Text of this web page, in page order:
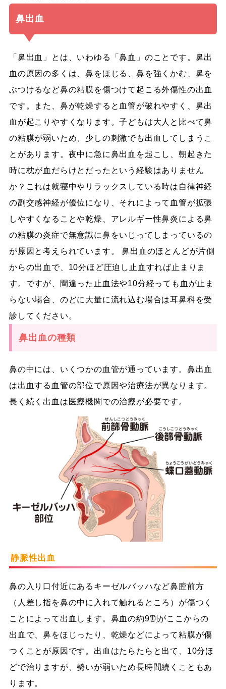
鼻出血
「鼻出血」とは、いわゆる「鼻血」のことです。鼻出
血の原因の多くは、鼻をほじる、鼻を強くかむ、鼻を
ぶつけるなど鼻の粘膜を傷つけて起こる外傷性の出血
です。また、鼻が乾燥すると血管が破れやすく、鼻出
血が起こりやすくなります。子どもは大人と比べて鼻
の粘膜が弱いため、少しの刺激でも出血してしまうこ
とがあります。夜中に急に鼻出血を起こし、朝起きた
時に枕が血だらけとだったという経験はありません
か？これは就寝中やリラックスしている時は自律神経
の副交感神経が優位になり、それによって血管が拡張
しやすくなることや乾燥、アレルギー性鼻炎による鼻
の粘膜の炎症で無意識に鼻をいじってしまっているの
が原因と考えられています。 鼻出血のほとんどが片側
からの出血で、10分ほど圧迫し止血すれば止まりま
す。ですが、間違った止血法や10分経っても血が止ま
らない場合、のどに大量に流れ込む場合は耳鼻科を受
診してください。
鼻出血の種類
鼻の中には、いくつかの血管が通っています。鼻出血
は出血する血管の部位で原因や治療法が異なります。
長く続く出血は医療機関での治療が必要です。
静脈性出血
鼻の入り口付近にあるキーゼルバッハなど鼻腔前方
（人差し指を鼻の中に入れて触れるところ）が傷つく
ことによって出血します。鼻血の約9割がここからの
出血で、鼻をほじったり、乾燥などによって粘膜が傷
つくことが原因です。出血はたらたらと出て、10分ほ
どで治りますが、勢いが弱いため長時間続くこともあ
ります。